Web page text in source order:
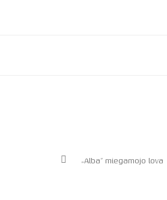
„Alba” miegamojo lova